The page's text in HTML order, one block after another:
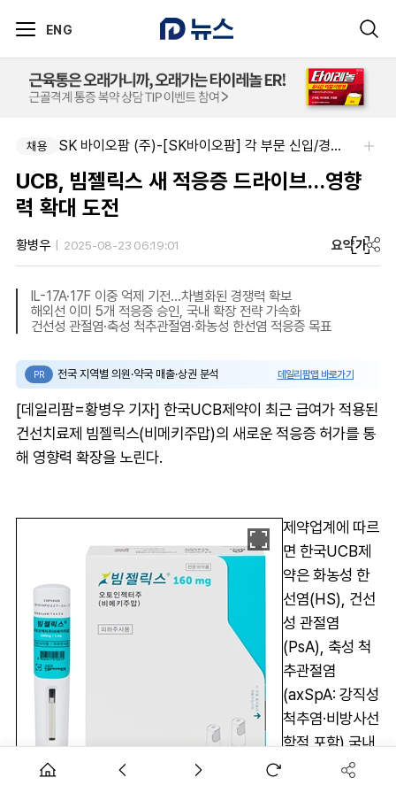
ENG
채용 알보젠코리아-향남공장 OQA 품질약사 채용(주5일/파트타임 가능)
채용 SK 바이오팜 (주)-[SK바이오팜] 각 부문 신입/경력 구성원 영입
UCB, 빔젤릭스 새 적응증 드라이브…영향
력 확대 도전
황병우 2025-08-23 06:19:01 요약가
IL-17A·17F 이중 억제 기전…차별화된 경쟁력 확보
해외선 이미 5개 적응증 승인, 국내 확장 전략 가속화
건선성 관절염·축성 척추관절염·화농성 한선염 적응증 목표
PR 전국 지역별 의원·약국 매출·상권 분석 데일리팜맵 바로가기
[데일리팜=황병우 기자] 한국UCB제약이 최근 급여가 적용된
건선치료제 빔젤릭스(비메키주맙)의 새로운 적응증 허가를 통
해 영향력 확장을 노린다.
제약업계에 따르
면 한국UCB제
약은 화농성 한
선염(HS), 건선
성 관절염
(PsA), 축성 척
추관절염
(axSpA: 강직성
척추염·비방사선
학적 포함) 국내
허가신청을 마쳤